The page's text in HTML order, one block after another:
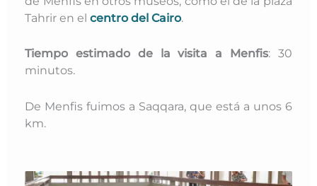
Tahrir en elcentro del Cairo.
Tiempo estimado de la visita a Menfis: 30
minutos.
De Menfis fuimos a Saqqara, que está a unos 6
km.